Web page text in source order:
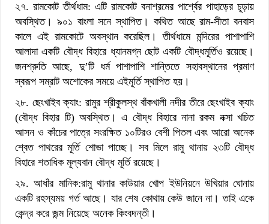
২৭. রামকোট তীর্থধাম: এটি রামকোট বনাশ্রমের পার্শ্বের পাহাড়ের চূড়ায়
অবস্থিত। ৯০১ বাংলা সনে স্থাপিত। কথিত আছে রাম-সীতা বনবাস
কালে এই রামকোটে অবস্থান করেছিল। তীর্থধামে মন্দিরের পাশাপাশি
আলাদা একটি বৌদ্ধ বিহারে ধ্যানমগ্ন ছোট একটি বৌদ্ধমূর্তিও রয়েছে।
জনশ্রুতি আছে, দু’টি ধর্ম পাশাপাশি শান্তিতে সহাবস্থানের প্রমাণ
স্বরূপ সম্রাট অশোকের সময়ে এইমূর্তি স্থাপিত হয়।
২৮. ছেংখাইব ক্যাং: রামুর শ্রীকুলস্থ বাঁকখালী নদীর তীরে ছেংখাইব ক্যাং
(বৌদ্ধ বিহার টি) অবস্থিত। এ বৌদ্ধ বিহারে নানা রকম নক্সা খচিত
আসন ও কাঁচের পাত্রে সংরক্ষিত ১০টিরও বেশী পিতল এবং আরো অনেক
শ্বেত পাথরের মূর্তি শোভা পাচ্ছে। সব মিলে রামু থানায় ২৩টি বৌদ্ধ
বিহারে শতাধিক মূল্যবান বৌদ্ধ মূর্তি রয়েছে।
২৯. আধাঁর মানিক:রামু থানার কাউয়ার খোপ ইউনিয়নে উখিয়ার ঘোনায়
একটি রহস্যময় গর্ত আছে। যার শেষ কোথায় কেউ জানে না। তাই একে
কেন্দ্র করে জন্ম নিয়েছে অনেক কিংবদন্তী।